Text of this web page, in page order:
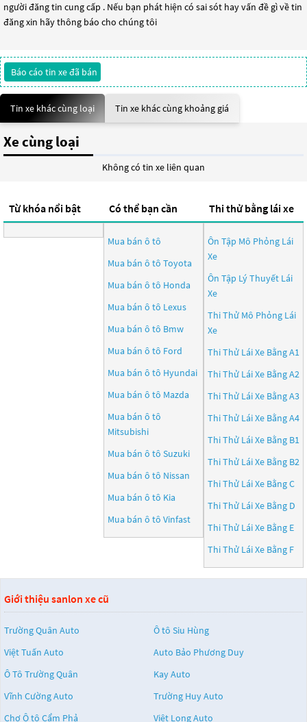
người đăng tin cung cấp . Nếu bạn phát hiện có sai sót hay vấn đề gì về tin
đăng xin hãy thông báo cho chúng tôi
Báo cáo tin xe đã bán
Tin xe khác cùng loại Tin xe khác cùng khoảng giá
Xe cùng loại
Không có tin xe liên quan
Từ khóa nổi bật Có thể bạn cần
Mua bán ô tô
Mua bán ô tô Toyota
Mua bán ô tô Honda
Mua bán ô tô Lexus
Mua bán ô tô Bmw
Mua bán ô tô Ford
Mua bán ô tô Hyundai
Mua bán ô tô Mazda
Mua bán ô tô
Mitsubishi
Mua bán ô tô Suzuki
Mua bán ô tô Nissan
Mua bán ô tô Kia
Mua bán ô tô Vinfast
Thi thử bằng lái xe
Ôn Tập Mô Phỏng Lái
Xe
Ôn Tập Lý Thuyết Lái
Xe
Thi Thử Mô Phỏng Lái
Xe
Thi Thử Lái Xe Bằng A1
Thi Thử Lái Xe Bằng A2
Thi Thử Lái Xe Bằng A3
Thi Thử Lái Xe Bằng A4
Thi Thử Lái Xe Bằng B1
Thi Thử Lái Xe Bằng B2
Thi Thử Lái Xe Bằng C
Thi Thử Lái Xe Bằng D
Thi Thử Lái Xe Bằng E
Thi Thử Lái Xe Bằng F
Giới thiệu sanlon xe cũ
Trường Quân Auto
Ô tô Siu Hùng
Việt Tuấn Auto
Auto Bảo Phương Duy
Ô Tô Trường Quân
Kay Auto
Vĩnh Cường Auto
Trường Huy Auto
Chợ Ô tô Cẩm Phả
Việt Long Auto